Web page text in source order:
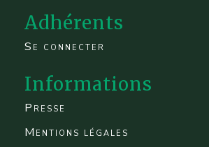
Adhérents
Se connecter
Informations
Presse
Mentions légales